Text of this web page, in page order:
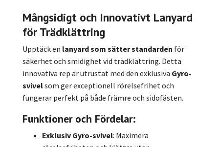
Mångsidigt och Innovativt Lanyard
för Trädklättring
Upptäck en lanyardsom sätter standarden för
säkerhet och smidighet vid trädklättring. Detta
innovativa rep är utrustat med den exklusiva Gyro-
svivelsom ger exceptionell rörelsefrihet och
fungerar perfekt på både främre och sidofästen.
Funktioner och Fördelar:
Exklusiv Gyro-svivel: Maximera